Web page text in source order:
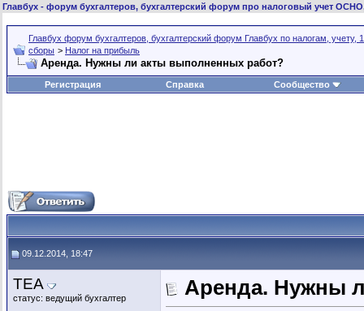
Главбух - форум бухгалтеров, бухгалтерский форум про налоговый учет
Главбух форум бухгалтеров, бухгалтерский форум Главбух по налогам, учету,
сборы > Налог на прибыль
Аренда. Нужны ли акты выполненных работ?
Регистрация Справка Сообщество
09.12.2014, 18:47
ТЕА
статус: ведущий бухгалтер
Аренда. Нужны